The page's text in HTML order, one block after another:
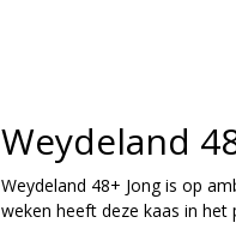
Weydeland
Weydeland 48+ Jong is op
weken heeft deze kaas in het